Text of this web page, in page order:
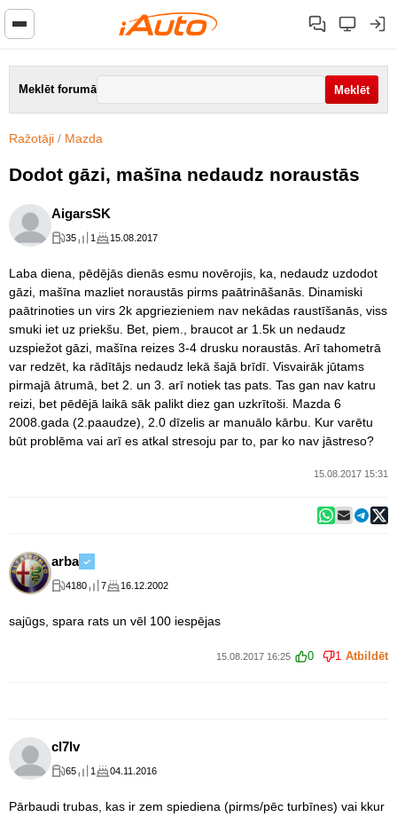
Meklēt forumā
Ražotāji / Mazda
Dodot gāzi, mašīna nedaudz noraustās
AigarsSK
35 1 15.08.2017
Laba diena, pēdējās dienās esmu novērojis, ka, nedaudz uzdodot
gāzi, mašīna mazliet noraustās pirms paātrināšanās. Dinamiski
paātrinoties un virs 2k apgriezieniem nav nekādas raustīšanās, viss
smuki iet uz priekšu. Bet, piem., braucot ar 1.5k un nedaudz
uzspiežot gāzi, mašīna reizes 3-4 drusku noraustās. Arī tahometrā
var redzēt, ka rādītājs nedaudz lekā šajā brīdī. Visvairāk jūtams
pirmajā ātrumā, bet 2. un 3. arī notiek tas pats. Tas gan nav katru
reizi, bet pēdējā laikā sāk palikt diez gan uzkrītoši. Mazda 6
2008.gada (2.paaudze), 2.0 dīzelis ar manuālo kārbu. Kur varētu
būt problēma vai arī es atkal stresoju par to, par ko nav jāstreso?
15.08.2017 15:31
arba
4180 7 16.12.2002
sajūgs, spara rats un vēl 100 iespējas
15.08.2017 16:25 0 1 Atbildēt
cl7lv
65 1 04.11.2016
Pārbaudi trubas, kas ir zem spiediena (pirms/pēc turbīnes) vai kkur